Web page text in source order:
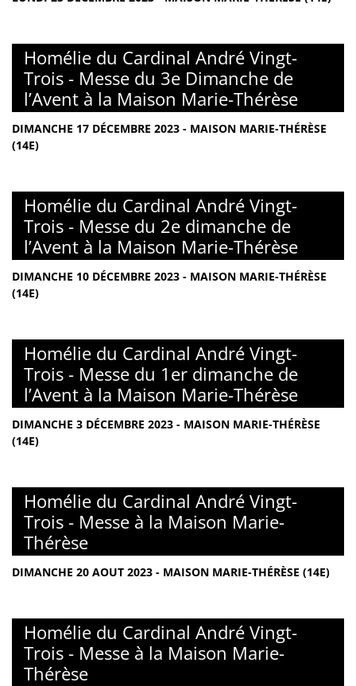
Homélie du Cardinal André Vingt-
Trois - Messe du 3e Dimanche de
l’Avent à la Maison Marie-Thérèse
DIMANCHE 17 DÉCEMBRE 2023 - MAISON MARIE-THÉRÈSE
(14E)
Homélie du Cardinal André Vingt-
Trois - Messe du 2e dimanche de
l’Avent à la Maison Marie-Thérèse
DIMANCHE 10 DÉCEMBRE 2023 - MAISON MARIE-THÉRÈSE
(14E)
Homélie du Cardinal André Vingt-
Trois - Messe du 1er dimanche de
l’Avent à la Maison Marie-Thérèse
DIMANCHE 3 DÉCEMBRE 2023 - MAISON MARIE-THÉRÈSE
(14E)
Homélie du Cardinal André Vingt-
Trois - Messe à la Maison Marie-
Thérèse
DIMANCHE 20 AOUT 2023 - MAISON MARIE-THÉRÈSE (14E)
Homélie du Cardinal André Vingt-
Trois - Messe à la Maison Marie-
Thérèse